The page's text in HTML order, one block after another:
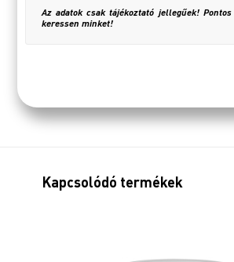
Az adatok csak tájékoztató jellegűek!
keressen minket!
Kapcsolódó termékek